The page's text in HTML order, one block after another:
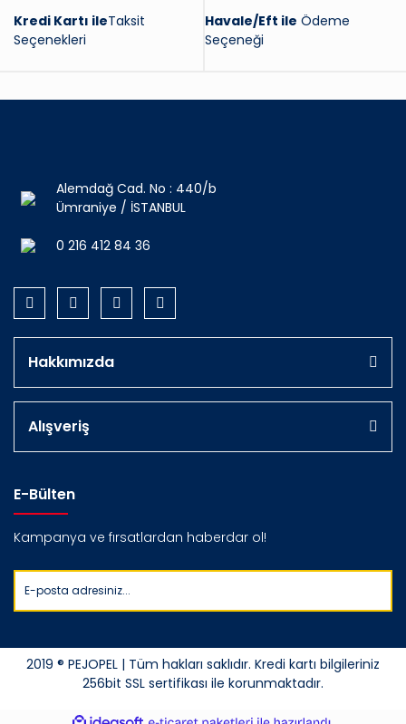
Kredi Kartı ileTaksit
Seçenekleri
Havale/Eft ile Ödeme
Seçeneği
Alemdağ Cad. No : 440/b
Ümraniye / İSTANBUL
0 216 412 84 36
Hakkımızda
Alışveriş
E-Bülten
Kampanya ve fırsatlardan haberdar ol!
2019 ® PEJOPEL | Tüm hakları saklıdır. Kredi kartı bilgileriniz
256bit SSL sertifikası ile korunmaktadır.